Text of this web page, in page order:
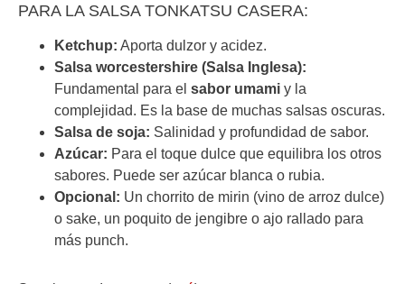
PARA LA SALSA TONKATSU CASERA:
Ketchup: Aporta dulzor y acidez.
Salsa worcestershire (Salsa Inglesa):
Fundamental para el sabor umami y la
complejidad. Es la base de muchas salsas oscuras.
Salsa de soja: Salinidad y profundidad de sabor.
Azúcar: Para el toque dulce que equilibra los otros
sabores. Puede ser azúcar blanca o rubia.
Opcional: Un chorrito de mirin (vino de arroz dulce)
o sake, un poquito de jengibre o ajo rallado para
más punch.